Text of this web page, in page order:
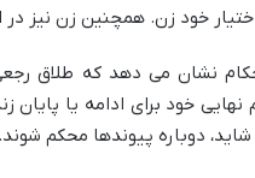
خود زن. همچنین زن نیز
نشان می دهد که طلاق
نهایی خود برای ادامه یا
شاید، دوباره پیوندها محکم شوند.